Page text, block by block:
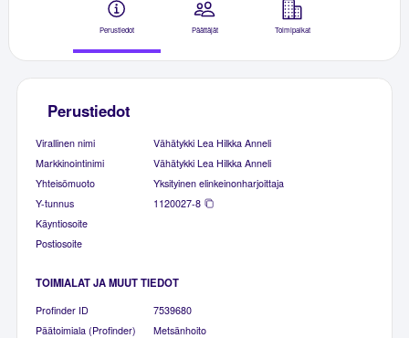
Perustiedot Päättäjät Toimipaikat
Perustiedot
Virallinen nimi
Vähätykki Lea Hilkka Anneli
Markkinointinimi
Vähätykki Lea Hilkka Anneli
Yhteisömuoto
Yksityinen elinkeinonharjoittaja
Y-tunnus
1120027-8
Käyntiosoite
Postiosoite
TOIMIALAT JA MUUT TIEDOT
Profinder ID
7539680
Päätoimiala (Profinder)
Metsänhoito